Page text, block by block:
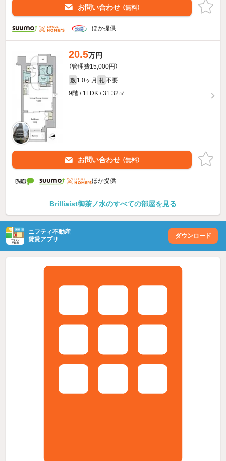
お問い合わせ （無料）
ほか提供
20.5万円
（管理費15,000円）
敷 1.0ヶ月 礼 不要
9階 / 1LDK / 31.32㎡
お問い合わせ （無料）
ほか提供
Brilliaist御茶ノ水のすべての部屋を見る
ニフティ不動産
賃貸アプリ
ダウンロード